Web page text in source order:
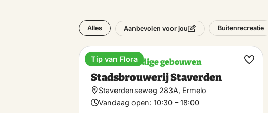
Alles Aanbevolen voor jou Buitenrecreatie
Bezienswaardige gebouwen
Stadsbrouwerij Staverden
Staverdenseweg 283A, Ermelo
Vandaag open: 10:30 – 18:00
Tip van Flora
Maak